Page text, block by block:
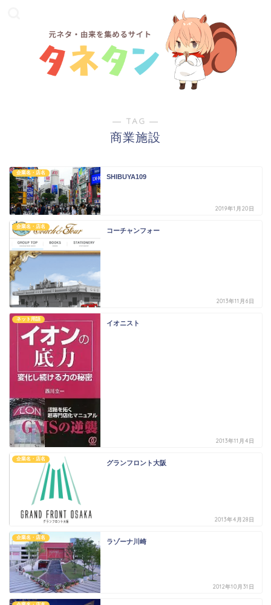
― TAG ―
商業施設
企業名・店名
SHIBUYA109
2019年1月20日
企業名・店名
コーチャンフォー
2013年11月6日
ネット用語
イオニスト
2013年11月4日
企業名・店名
グランフロント大阪
2013年4月28日
企業名・店名
ラゾーナ川崎
2012年10月31日